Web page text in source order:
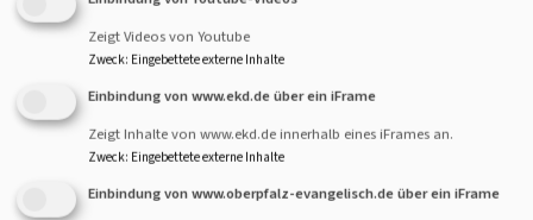
Zeigt Videos von Youtube
Zweck: Eingebettete externe Inhalte
Einbindung von www.ekd.de über ein iFrame
Zeigt Inhalte von www.ekd.de innerhalb eines iFrames an.
Zweck: Eingebettete externe Inhalte
Einbindung von www.oberpfalz-evangelisch.de über ein iFrame